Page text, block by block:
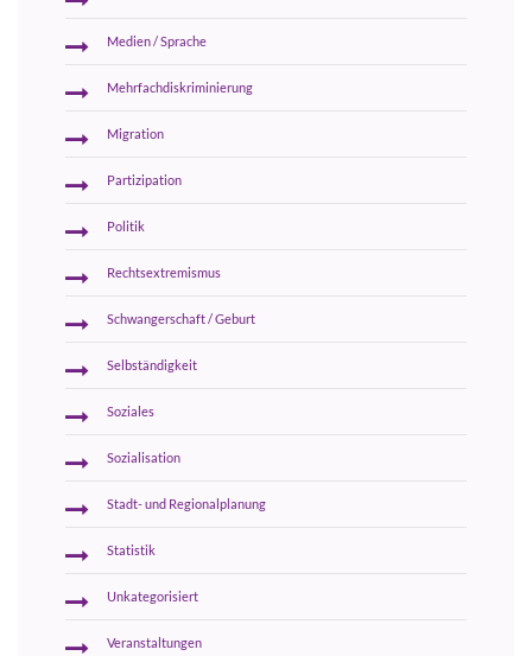
Medien / Sprache
Mehrfachdiskriminierung
Migration
Partizipation
Politik
Rechtsextremismus
Schwangerschaft / Geburt
Selbständigkeit
Soziales
Sozialisation
Stadt- und Regionalplanung
Statistik
Unkategorisiert
Veranstaltungen